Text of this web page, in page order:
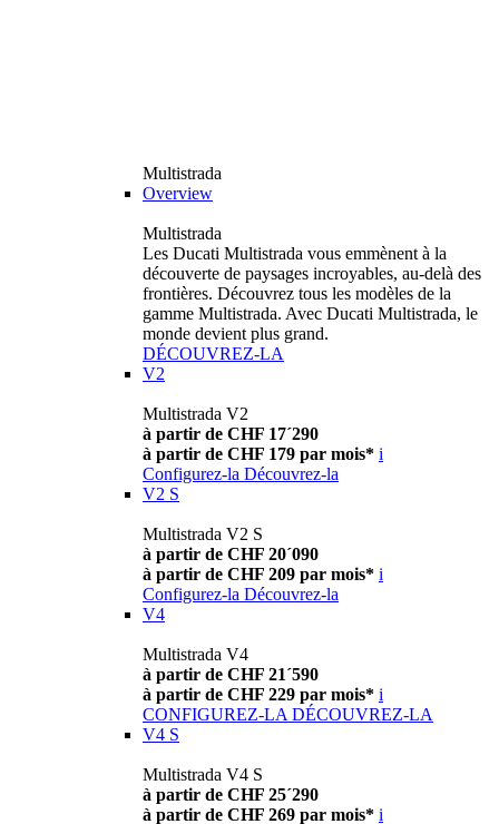
Multistrada
Overview
Multistrada
Les Ducati Multistrada vous emmènent à la
découverte de paysages incroyables, au-delà des
frontières. Découvrez tous les modèles de la
gamme Multistrada. Avec Ducati Multistrada, le
monde devient plus grand.
DÉCOUVREZ-LA
V2
Multistrada V2
à partir de CHF 17´290
à partir de CHF 179 par mois* i
Configurez-la Découvrez-la
V2 S
Multistrada V2 S
à partir de CHF 20´090
à partir de CHF 209 par mois* i
Configurez-la Découvrez-la
V4
Multistrada V4
à partir de CHF 21´590
à partir de CHF 229 par mois* i
CONFIGUREZ-LA DÉCOUVREZ-LA
V4 S
Multistrada V4 S
à partir de CHF 25´290
à partir de CHF 269 par mois* i